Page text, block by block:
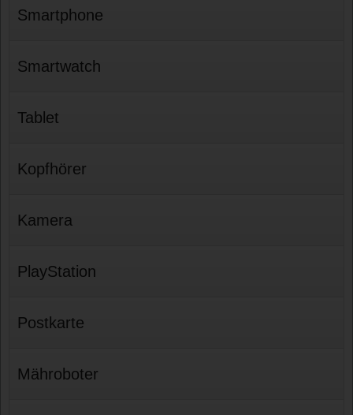
Smartphone
Smartwatch
Tablet
Kopfhörer
Kamera
PlayStation
Postkarte
Mähroboter